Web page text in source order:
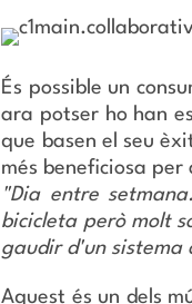
És possible un
ara potser ho han
que basen el seu
més beneficiosa per
"Dia entre
bicicleta però molt
gaudir d'un sistema
Aquest és un dels